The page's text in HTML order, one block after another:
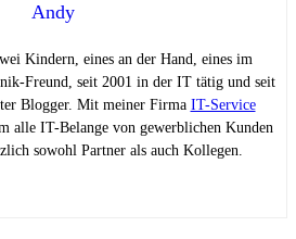
Andy
Kindern, eines an der Hand, eines im
Freund, seit 2001 in der IT tätig und seit
Blogger. Mit meiner Firma IT-Service
alle IT-Belange von gewerblichen Kunden
sowohl Partner als auch Kollegen.